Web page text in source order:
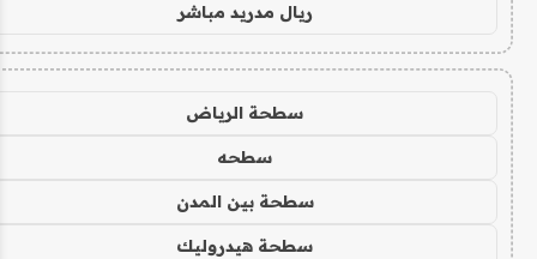
ريال مدريد مباشر
سطحة الرياض
سطحه
سطحة بين المدن
سطحة هيدروليك